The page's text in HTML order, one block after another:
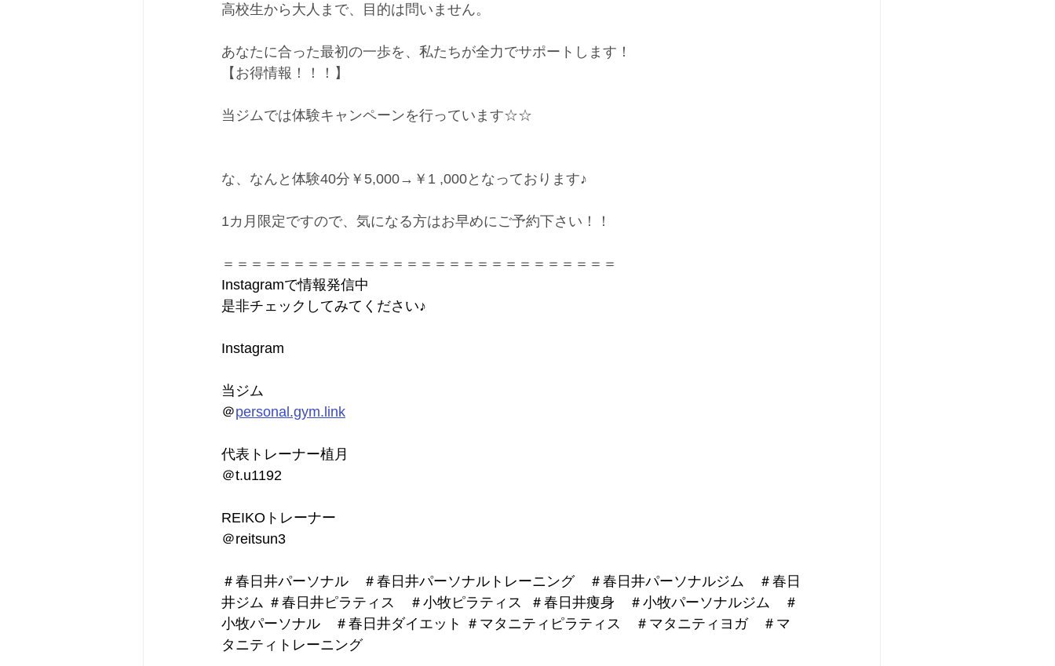
高校生から大人まで、目的は問いません。
あなたに合った最初の一歩を、私たちが全力でサポートします！
【お得情報！！！】
当ジムでは体験キャンペーンを行っています☆☆
な、なんと体験40分￥5,000→￥1 ,000となっております♪
1カ月限定ですので、気になる方はお早めにご予約下さい！！
＝＝＝＝＝＝＝＝＝＝＝＝＝＝＝＝＝＝＝＝＝＝＝＝＝＝＝＝
Instagramで情報発信中
是非チェックしてみてください♪
Instagram
当ジム
＠personal.gym.link
代表トレーナー植月
＠t.u1192
REIKOトレーナー
＠reitsun3
＃春日井パーソナル　＃春日井パーソナルトレーニング　＃春日井パーソナルジム　＃春日
井ジム ＃春日井ピラティス　＃小牧ピラティス  ＃春日井痩身　＃小牧パーソナルジム　＃
小牧パーソナル　＃春日井ダイエット ＃マタニティピラティス　＃マタニティヨガ　＃マ
タニティトレーニング